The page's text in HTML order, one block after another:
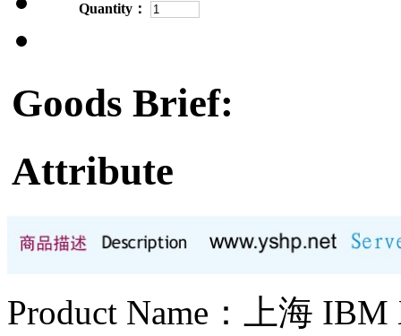
Quantity：
Goods Brief:
Attribute
Product Name：上海